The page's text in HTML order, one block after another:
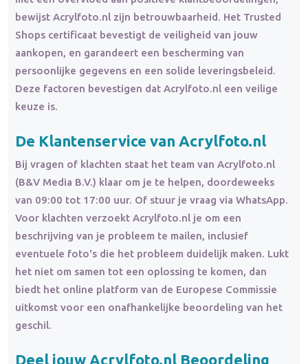
bewijst Acrylfoto.nl zijn betrouwbaarheid. Het Trusted
Shops certificaat bevestigt de veiligheid van jouw
aankopen, en garandeert een bescherming van
persoonlijke gegevens en een solide leveringsbeleid.
Deze factoren bevestigen dat Acrylfoto.nl een veilige
keuze is.
De Klantenservice van Acrylfoto.nl
Bij vragen of klachten staat het team van Acrylfoto.nl
(B&V Media B.V.) klaar om je te helpen, doordeweeks
van 09:00 tot 17:00 uur. Of stuur je vraag via WhatsApp.
Voor klachten verzoekt Acrylfoto.nl je om een
beschrijving van je probleem te mailen, inclusief
eventuele foto's die het probleem duidelijk maken. Lukt
het niet om samen tot een oplossing te komen, dan
biedt het online platform van de Europese Commissie
uitkomst voor een onafhankelijke beoordeling van het
geschil.
Deel jouw Acrylfoto.nl Beoordeling